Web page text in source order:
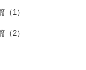
1）
2）